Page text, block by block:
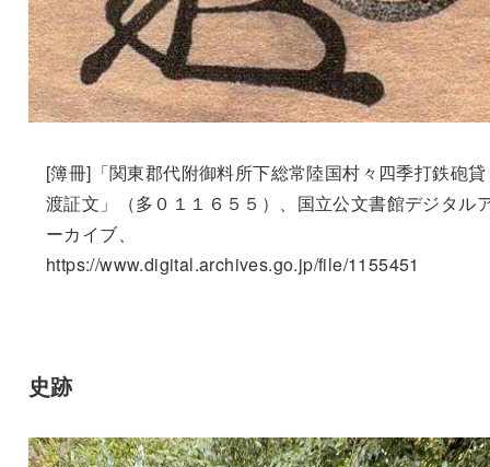
[簿冊]「関東郡代附御料所下総常陸国村々四季打鉄砲貸
渡証文」（多０１１６５５）、国立公文書館デジタル
ーカイブ、
https://www.digital.archives.go.jp/file/1155451
史跡